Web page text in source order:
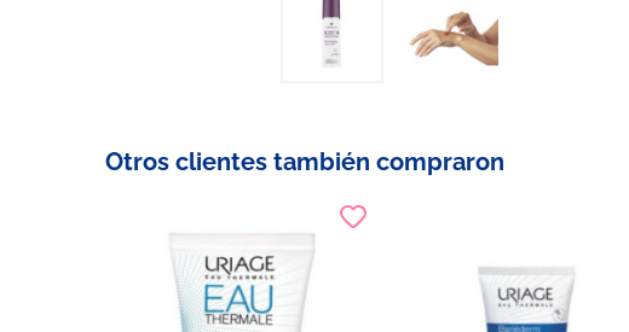
Otros clientes también compraron